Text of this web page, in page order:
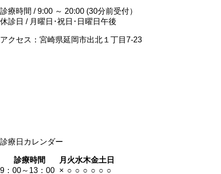
診療時間 / 9:00 ～ 20:00 (30分前受付）
休診日 / 月曜日･祝日･日曜日午後
アクセス：宮崎県延岡市出北１丁目7-23
診療日カレンダー
診療時間 月 火水木金土 日
9：00～13：00 × ○ ○ ○ ○ ○ ○